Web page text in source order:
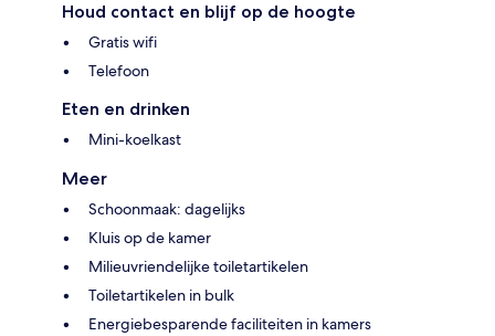
Houd contact en blijf op de hoogte
Gratis wifi
Telefoon
Eten en drinken
Mini-koelkast
Meer
Schoonmaak: dagelijks
Kluis op de kamer
Milieuvriendelijke toiletartikelen
Toiletartikelen in bulk
Energiebesparende faciliteiten in kamers